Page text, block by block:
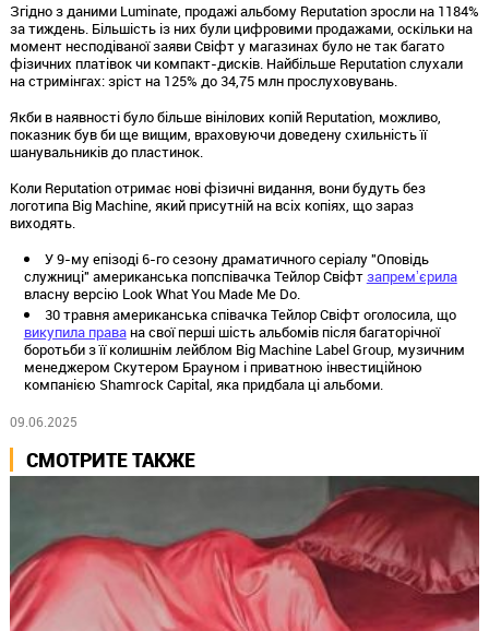
Згідно з даними Luminate, продажі альбому Reputation зросли на 1184%
за тиждень. Більшість із них були цифровими продажами, оскільки на
момент несподіваної заяви Свіфт у магазинах було не так багато
фізичних платівок чи компакт-дисків. Найбільше Reputation слухали
на стримінгах: зріст на 125% до 34,75 млн прослуховувань.
Якби в наявності було більше вінілових копій Reputation, можливо,
показник був би ще вищим, враховуючи доведену схильність її
шанувальників до пластинок.
Коли Reputation отримає нові фізичні видання, вони будуть без
логотипа Big Machine, який присутній на всіх копіях, що зараз
виходять.
У 9-му епізоді 6-го сезону драматичного серіалу "Оповідь
служниці" американська попспівачка Тейлор Свіфтзапремʼєрила
власну версію Look What You Made Me Do.
30 травня американська співачка Тейлор Свіфт оголосила, що
викупила правана свої перші шість альбомів після багаторічної
боротьби з її колишнім лейблом Big Machine Label Group, музичним
менеджером Скутером Брауном і приватною інвестиційною
компанією Shamrock Capital, яка придбала ці альбоми.
09.06.2025
СМОТРИТЕ ТАКЖЕ